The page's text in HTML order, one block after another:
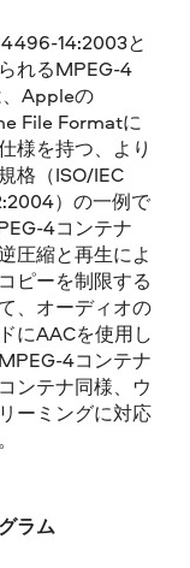
14:2003と
れるMPEG-4
Appleの
File Formatに
様を持つ、より
格（ISO/IEC
）の一例で
4コンテナ
圧縮と再生によ
ピーを制限する
、オーディオの
にAACを使用し
4コンテナ
ンテナ同様、ウ
ーミングに対応
ラム